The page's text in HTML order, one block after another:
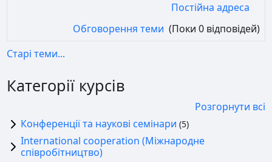
Постійна адреса
Обговорення теми (Поки 0 відповідей)
Старі теми...
Категорії курсів
Розгорнути всі
Конференції та наукові семінари (5)
International cooperation (Міжнародне
співробітництво)